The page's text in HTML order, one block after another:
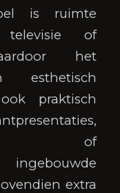
is ruimte
of
het
praktisch
of
extra